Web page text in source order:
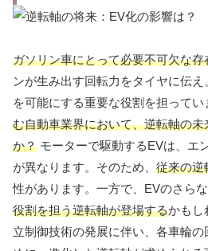
ガソリン車にとって必要不可欠な
ンが生み出す回転力をタイヤに伝
を可能にする重要な役割を担ってい
む自動車業界において、逆転軸の
か？ モーターで駆動するEVは、エ
が異なります。そのため、 従来の逆
性があります。一方で、EVのさらな
役割を担う逆転軸が登場するかもし
立制御技術の発展に伴い、各車輪